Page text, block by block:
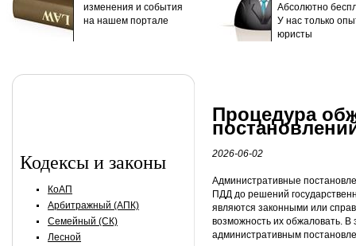
изменения и события
на нашем портале
Абсолютно
У нас только
юристы
Кодексы и законы
КоАП
Арбитражный (АПК)
Семейный (СК)
Лесной
Процедура
2026-06-02
Административные
ПДД до решений
являются законными или
возможность их обжаловать. В
административным